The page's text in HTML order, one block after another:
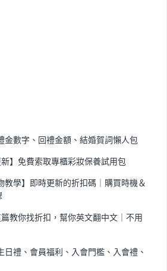
金數字、回禮金額、結婚賀詞懶人包
新】免費索取專櫃彩妝保養試用包
教學】即時更新的折扣碼｜購買時機＆
篇教你找折扣，幫你英文翻中文｜不用
日禮、會員福利、入會門檻、入會禮、